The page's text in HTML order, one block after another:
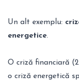
Un alt exemplu:
energetice.
O criză financiară
o criză energetică